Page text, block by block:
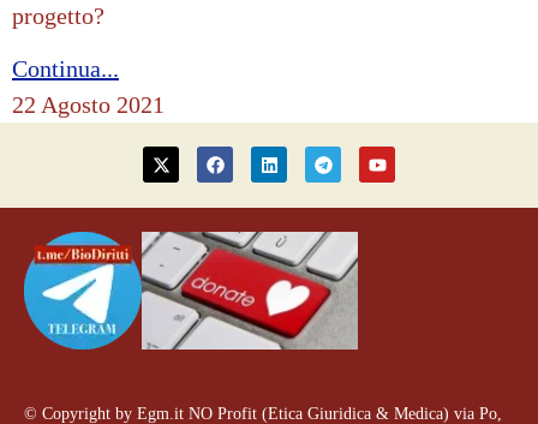
progetto?
Continua...
22 Agosto 2021
© Copyright by Egm.it NO Profit (Etica Giuridica & Medica) via Po,